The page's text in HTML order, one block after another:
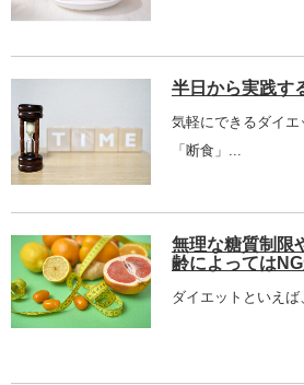
半日から実践す
気軽にできるダイ
「断食」...
無理な糖質制限
齢によっては
ダイエットといえば